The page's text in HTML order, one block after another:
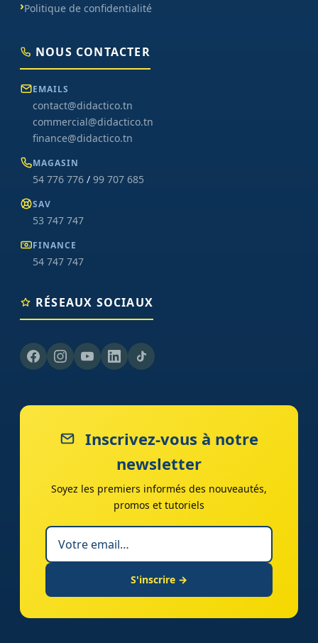
Politique de confidentialité
NOUS CONTACTER
EMAILS
contact@didactico.tn
commercial@didactico.tn
finance@didactico.tn
MAGASIN
54 776 776 / 99 707 685
SAV
53 747 747
FINANCE
54 747 747
RÉSEAUX SOCIAUX
Inscrivez-vous à notre
newsletter
Soyez les premiers informés des nouveautés,
promos et tutoriels
S'inscrire →